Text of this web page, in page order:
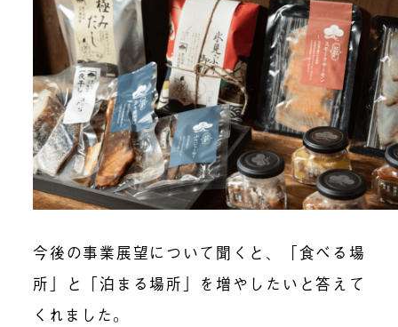
今後の事業展望について聞くと、「食べる場
所」と「泊まる場所」を増やしたいと答えて
くれました。